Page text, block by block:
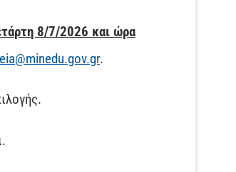
8/7/2026 και ώρα
.